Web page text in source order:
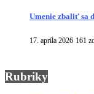
Umenie zbaliť sa
17. apríla 2026 161
Rubriky